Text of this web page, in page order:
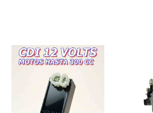
1052
monofasico
CC
12
ampers
cantidad